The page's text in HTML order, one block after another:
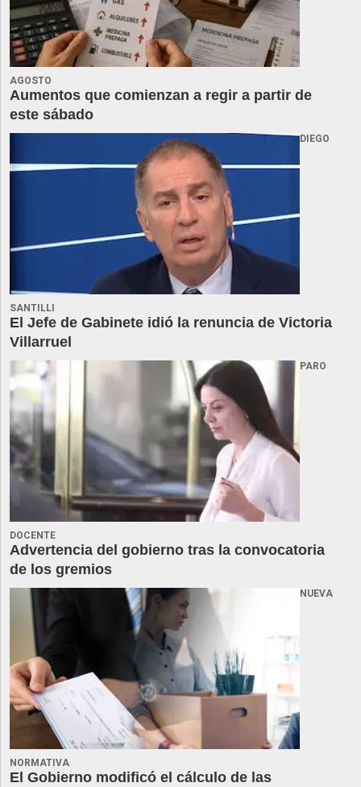
AGOSTO
Aumentos que comienzan a regir a partir de
este sábado
DIEGO
SANTILLI
El Jefe de Gabinete idió la renuncia de Victoria
Villarruel
PARO
DOCENTE
Advertencia del gobierno tras la convocatoria
de los gremios
NUEVA
NORMATIVA
El Gobierno modificó el cálculo de las